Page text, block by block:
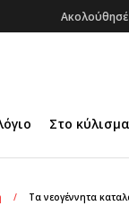
Στο
/ Τα νεογέννητα